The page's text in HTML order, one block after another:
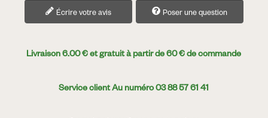
Écrire votre avis Poser une question
Livraison 6.00 € et gratuit à partir de 60 € de commande
Service client Au numéro 03 88 57 61 41